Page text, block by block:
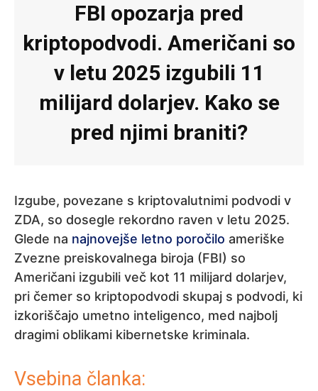
FBI opozarja pred
kriptopodvodi. Američani so
v letu 2025 izgubili 11
milijard dolarjev. Kako se
pred njimi braniti?
Izgube, povezane s kriptovalutnimi podvodi v
ZDA, so dosegle rekordno raven v letu 2025.
Glede na najnovejše letno poročilo ameriške
Zvezne preiskovalnega biroja (FBI) so
Američani izgubili več kot 11 milijard dolarjev,
pri čemer so kriptopodvodi skupaj s podvodi, ki
izkoriščajo umetno inteligenco, med najbolj
dragimi oblikami kibernetske kriminala.
Vsebina članka: